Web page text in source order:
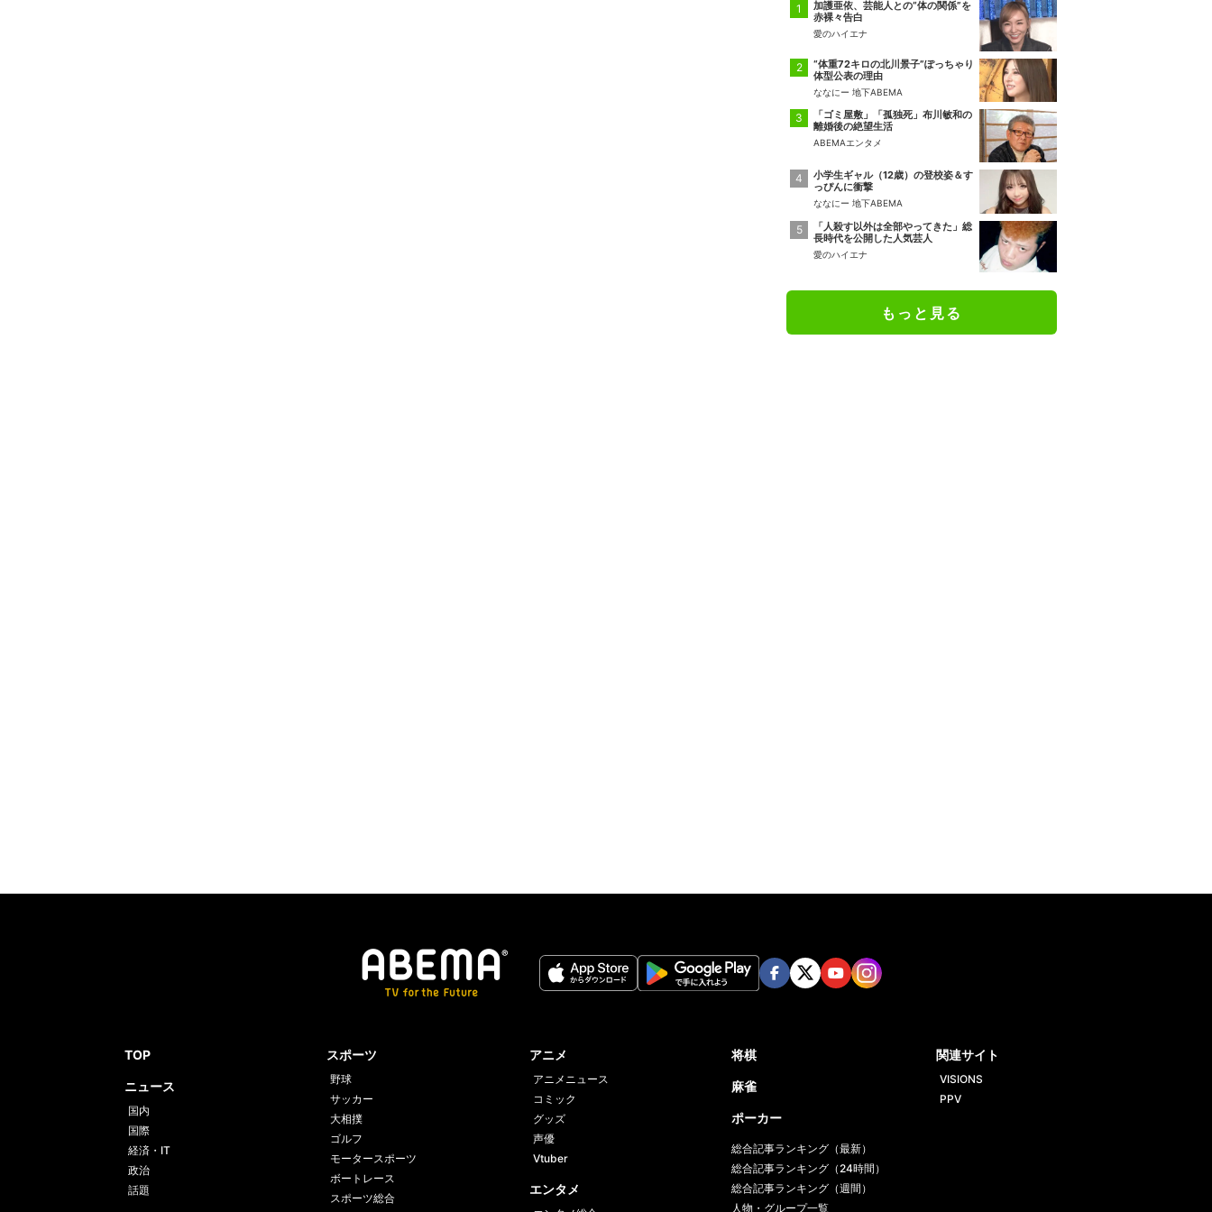
加護亜依、芸能人との“体の関係”を
赤裸々告白
愛のハイエナ
“体重72キロの北川景子”ぽっちゃり
体型公表の理由
ななにー 地下ABEMA
「ゴミ屋敷」「孤独死」布川敏和の
離婚後の絶望生活
ABEMAエンタメ
小学生ギャル（12歳）の登校姿＆す
っぴんに衝撃
ななにー 地下ABEMA
「人殺す以外は全部やってきた」総
長時代を公開した人気芸人
愛のハイエナ
もっと見る
TOP
ニュース
国内
国際
経済・IT
政治
話題
スポーツ
野球
サッカー
大相撲
ゴルフ
モータースポーツ
ボートレース
スポーツ総合
アニメ
アニメニュース
コミック
グッズ
声優
Vtuber
エンタメ
将棋
麻雀
ポーカー
総合記事ランキング（最新）
総合記事ランキング（24時間）
総合記事ランキング（週間）
人物・グループ一覧
関連サイト
VISIONS
PPV